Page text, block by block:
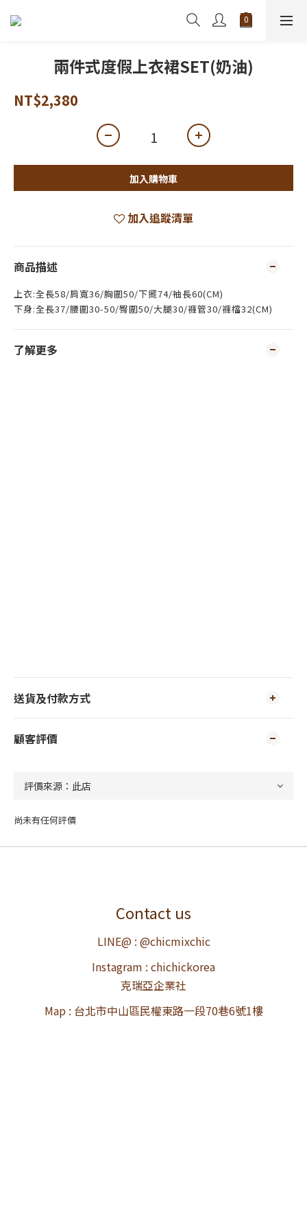
兩件式度假上衣裙SET(奶油)
NT$2,380
加入購物車
加入追蹤清單
商品描述
上衣:全長58/肩寬36/胸圍50/下擺74/袖長60(CM)
下身:全長37/腰圍30-50/臀圍50/大腿30/褲管30/褲檔32(CM)
了解更多
送貨及付款方式
顧客評價
尚未有任何評價
Contact us
LINE@ : @chicmixchic
Instagram : chichickorea
克瑞亞企業社
Map : 台北市中山區民權東路一段70巷6號1樓